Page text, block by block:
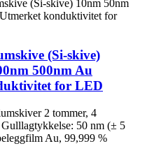
(Si-skive)
500nm Au
for LED